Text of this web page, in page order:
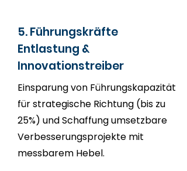
5. Führungskräfte
Entlastung &
Innovationstreiber
Einsparung von Führungskapazität
für strategische Richtung (bis zu
25%) und Schaffung umsetzbare
Verbesserungsprojekte mit
messbarem Hebel.